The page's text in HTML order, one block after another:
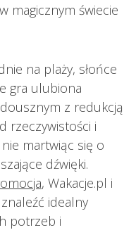
magicznym świecie
na plaży, słońce
gra ulubiona
z redukcją
rzeczywistości i
martwiąc się o
dźwięki.
, Wakacje.pl i
idealny
potrzeb i